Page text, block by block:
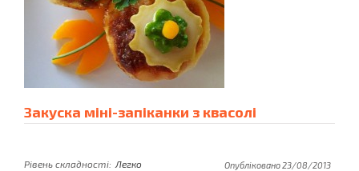
Закуска міні-запіканки з квасолі
Рівень складності: Легко
Опубліковано 23/08/2013